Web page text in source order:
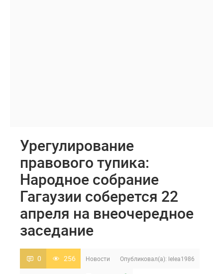
Урегулирование
правового тупика:
Народное собрание
Гагаузии соберется 22
апреля на внеочередное
заседание
0 256 Новости Опубликовал(а): lelea1986